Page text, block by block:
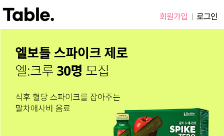
Table. 회원가입 | 로그인